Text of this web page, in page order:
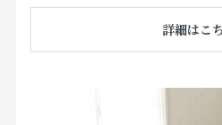
詳細はこ